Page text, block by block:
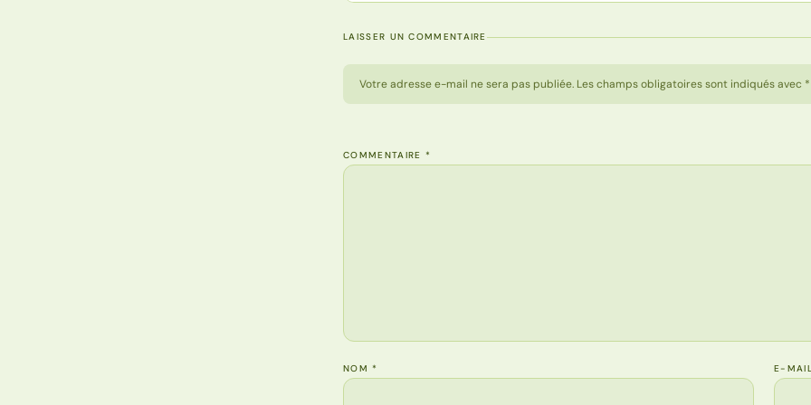
LAISSER UN COMMENTAIRE
Votre adresse e-mail ne sera pas publiée. Les champs obligatoires sont indiqués avec *
COMMENTAIRE *
NOM* E-